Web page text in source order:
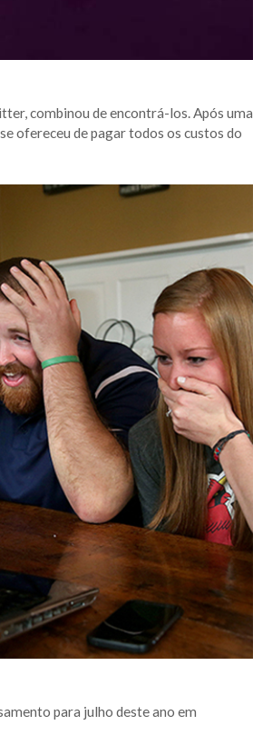
combinou de encontrá-los. Após uma
ofereceu de pagar todos os custos do
para julho deste ano em